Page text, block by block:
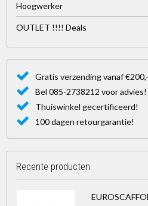
Hoogwerker
OUTLET !!!! Deals
Gratis verzending vanaf €200,-
Bel 085-2738212 voor advies!
Thuiswinkel gecertificeerd!
100 dagen retourgarantie!
Recente producten